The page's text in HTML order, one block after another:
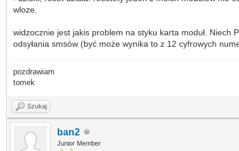
wloze.
widzocznie jest jakis problem na styku karta moduł. Niech
odsyłania smsów (być może wynika to z 12 cyfrowych
pozdrawiam
tomek
Szukaj
ban2
Junior Member